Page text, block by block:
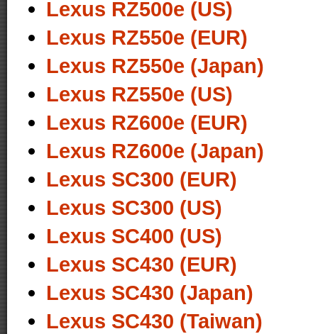
Lexus RZ500e (US)
Lexus RZ550e (EUR)
Lexus RZ550e (Japan)
Lexus RZ550e (US)
Lexus RZ600e (EUR)
Lexus RZ600e (Japan)
Lexus SC300 (EUR)
Lexus SC300 (US)
Lexus SC400 (US)
Lexus SC430 (EUR)
Lexus SC430 (Japan)
Lexus SC430 (Taiwan)